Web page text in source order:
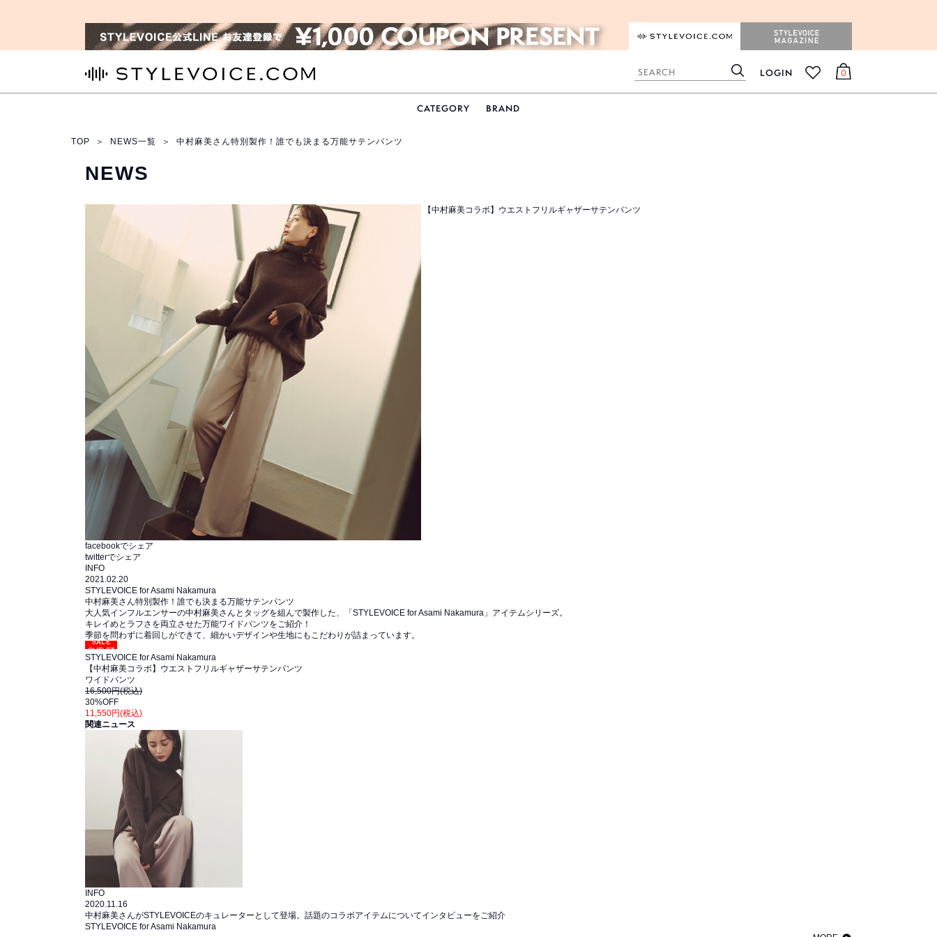
検
索
LOGIN
0
CATEGORY BRAND
TOP ＞ NEWS一覧 ＞ 中村麻美さん特別製作！誰でも決まる万能サテンパンツ
NEWS
【中村麻美コラボ】ウエストフリルギャザーサテンパンツ
facebookでシェア
twitterでシェア
INFO
2021.02.20
STYLEVOICE for Asami Nakamura
中村麻美さん特別製作！誰でも決まる万能サテンパンツ
大人気インフルエンサーの中村麻美さんとタッグを組んで製作した、「STYLEVOICE for Asami Nakamura」アイテムシリーズ。
キレイめとラフさを両立させた万能ワイドパンツをご紹介！
季節を問わずに着回しができて、細かいデザインや生地にもこだわりが詰まっています。
セール
STYLEVOICE for Asami Nakamura
【中村麻美コラボ】ウエストフリルギャザーサテンパンツ
ワイドパンツ
16,500円(税込)
30%OFF
11,550円(税込)
関連ニュース
INFO
2020.11.16
中村麻美さんがSTYLEVOICEのキュレーターとして登場。話題のコラボアイテムについてインタビューをご紹介
STYLEVOICE for Asami Nakamura